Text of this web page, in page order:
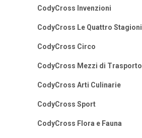
CodyCross Invenzioni
CodyCross Le Quattro Stagioni
CodyCross Circo
CodyCross Mezzi di Trasporto
CodyCross Arti Culinarie
CodyCross Sport
CodyCross Flora e Fauna